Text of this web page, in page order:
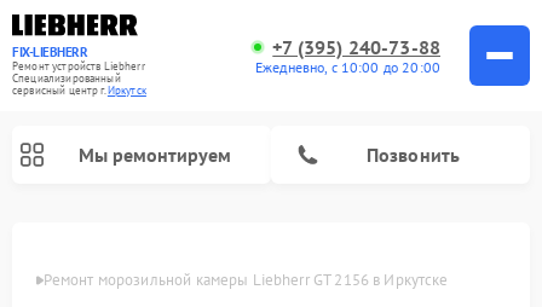
FIX-LIEBHERR
Ремонт устройств Liebherr
Специализированный
cервисный центр г.Иркутск
+7 (395) 240-73-88
Ежедневно, с 10:00 до 20:00
Мы ремонтируем Позвонить
Ремонт морозильной камеры Liebherr GT 2156 в Иркутске